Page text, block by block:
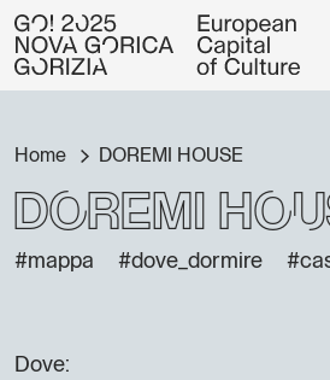
Home DOREMI HOUSE
DOREMI
#mappa #dove_dormire
Dove: